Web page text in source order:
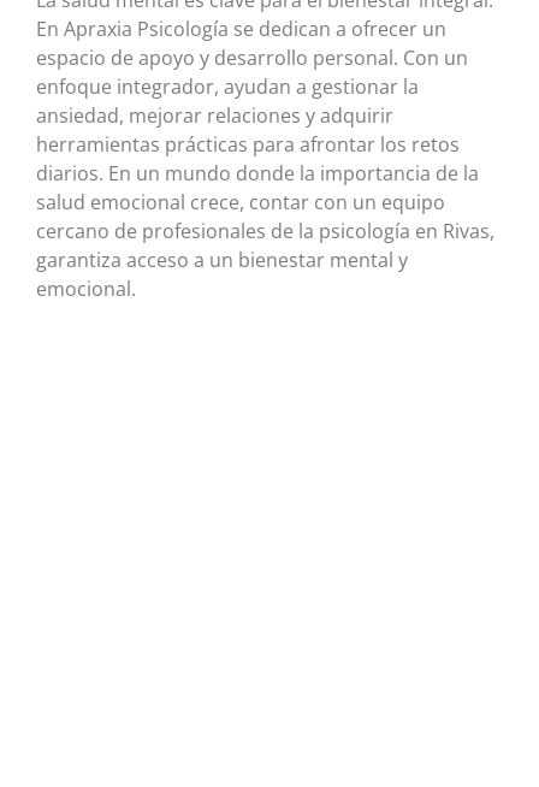
En Apraxia Psicología se dedican a ofrecer un
espacio de apoyo y desarrollo personal. Con un
enfoque integrador, ayudan a gestionar la
ansiedad, mejorar relaciones y adquirir
herramientas prácticas para afrontar los retos
diarios. En un mundo donde la importancia de la
salud emocional crece, contar con un equipo
cercano de profesionales de la psicología en Rivas,
garantiza acceso a un bienestar mental y
emocional.